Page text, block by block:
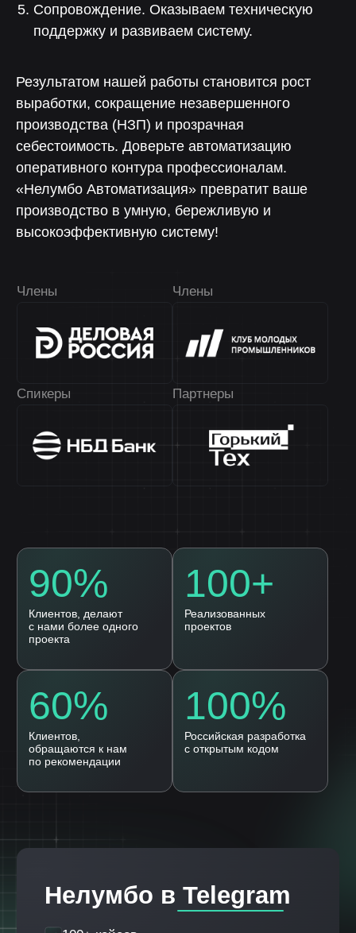
Сопровождение. Оказываем техническую
поддержку и развиваем систему.
Результатом нашей работы становится рост
выработки, сокращение незавершенного
производства (НЗП) и прозрачная
себестоимость. Доверьте автоматизацию
оперативного контура профессионалам.
«Нелумбо Автоматизация» превратит ваше
производство в умную, бережливую и
высокоэффективную систему!
К вакансиям
Мы всегда в поиске менеджеров
клиентского сервиса, консультантов
и не только. Тех, кто ищет интересные
задачи и условия для быстрого роста.
от рутинных задач
Позвольте себе больше отдыхать,
сосредоточившись на развитии бизнеса